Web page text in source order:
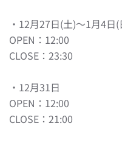
・12月27日(土)～1月4
OPEN：12:00
CLOSE：23:30
・12月31日
OPEN：12:00
CLOSE：21:00